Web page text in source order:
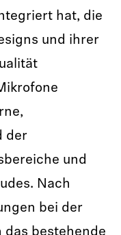
hat, die
und ihrer
der
und
Nach
bei der
bestehende